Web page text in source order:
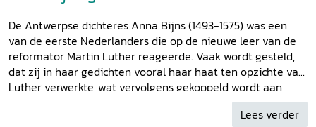
De Antwerpse dichteres Anna Bijns (1493-1575) was een
van de eerste Nederlanders die op de nieuwe leer van de
reformator Martin Luther reageerde. Vaak wordt gesteld,
dat zij in haar gedichten vooral haar haat ten opzichte van
Luther verwerkte, wat vervolgens gekoppeld wordt aan
haar vrouw-zijn. Haar 'refreinen' zouden weliswaar
meeslepend zijn, maar geen argumentatieve waarde
Lees verder